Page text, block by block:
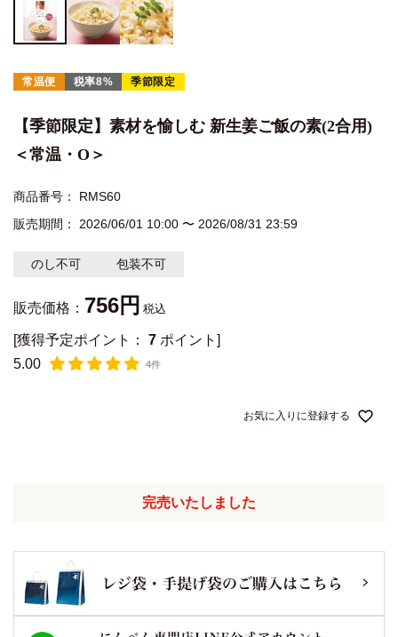
常温便 税率8% 季節限定
【季節限定】素材を愉しむ 新生姜ご飯の素(2合用)
＜常温・O＞
商品番号
RMS60
販売期間
2026/06/01 10:00 〜 2026/08/31 23:59
のし不可 包装不可
販売価格： 756 税込
[獲得予定ポイント： 7 ポイント]
5.00
4件
お気に入りに登録する
完売いたしました